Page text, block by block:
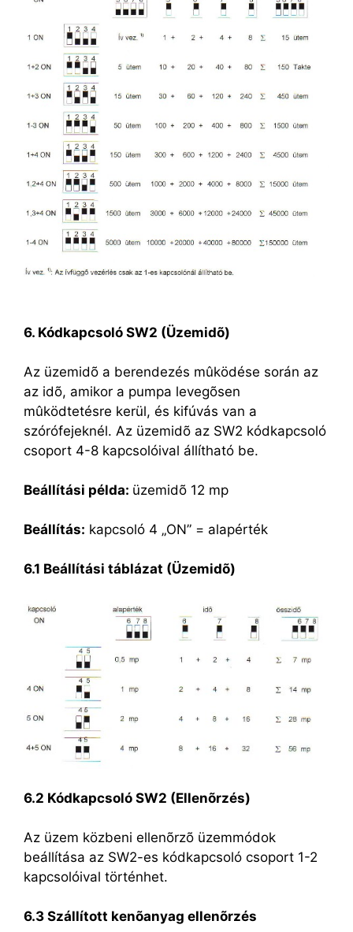
6. Kódkapcsoló SW2 (Üzemidõ)
Az üzemidõ a berendezés mûködése során az
az idõ, amikor a pumpa levegõsen
mûködtetésre kerül, és kifúvás van a
szórófejeknél. Az üzemidõ az SW2 kódkapcsoló
csoport 4-8 kapcsolóival állítható be.
Beállítási példa: üzemidõ 12 mp
Beállítás: kapcsoló 4 „ON” = alapérték
6.1 Beállítási táblázat (Üzemidõ)
6.2 Kódkapcsoló SW2 (Ellenõrzés)
Az üzem közbeni ellenõrzõ üzemmódok
beállítása az SW2-es kódkapcsoló csoport 1-2
kapcsolóival történhet.
6.3 Szállított kenõanyag ellenõrzés